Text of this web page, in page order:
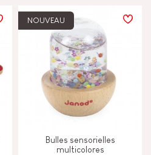
NOUVEAU
Bulles sensorielles
multicolores